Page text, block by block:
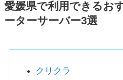
愛媛県で利用できるお
ーターサーバー3選
クリクラ